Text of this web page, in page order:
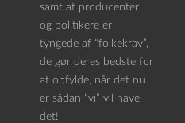
samt at producenter
og politikere er
tyngede af “folkekrav”,
de gør deres bedste for
at opfylde, når det nu
er sådan “vi” vil have
det!